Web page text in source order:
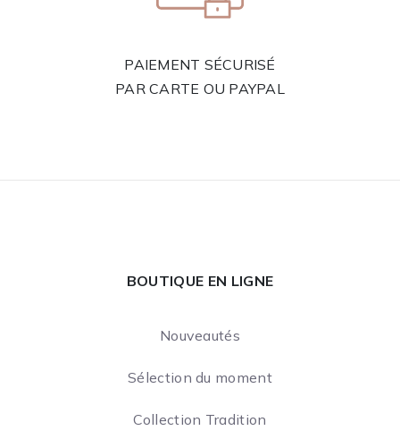
PAIEMENT SÉCURISÉ
PAR CARTE OU PAYPAL
BOUTIQUE EN LIGNE
Nouveautés
Sélection du moment
Collection Tradition